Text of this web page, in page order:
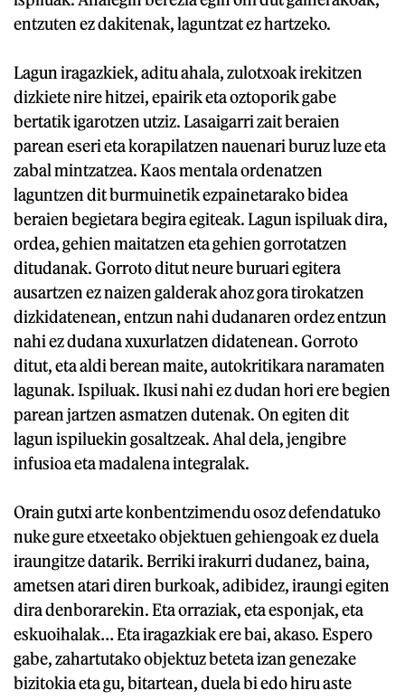
entzuten ez dakitenak, laguntzat ez hartzeko.
Lagun iragazkiek, aditu ahala, zulotxoak irekitzen
dizkiete nire hitzei, epairik eta oztoporik gabe
bertatik igarotzen utziz. Lasaigarri zait beraien
parean eseri eta korapilatzen nauenari buruz luze eta
zabal mintzatzea. Kaos mentala ordenatzen
laguntzen dit burmuinetik ezpainetarako bidea
beraien begietara begira egiteak. Lagun ispiluak dira,
ordea, gehien maitatzen eta gehien gorrotatzen
ditudanak. Gorroto ditut neure buruari egitera
ausartzen ez naizen galderak ahoz gora tirokatzen
dizkidatenean, entzun nahi dudanaren ordez entzun
nahi ez dudana xuxurlatzen didatenean. Gorroto
ditut, eta aldi berean maite, autokritikara naramaten
lagunak. Ispiluak. Ikusi nahi ez dudan hori ere begien
parean jartzen asmatzen dutenak. On egiten dit
lagun ispiluekin gosaltzeak. Ahal dela, jengibre
infusioa eta madalena integralak.
Orain gutxi arte konbentzimendu osoz defendatuko
nuke gure etxeetako objektuen gehiengoak ez duela
iraungitze datarik. Berriki irakurri dudanez, baina,
ametsen atari diren burkoak, adibidez, iraungi egiten
dira denborarekin. Eta orraziak, eta esponjak, eta
eskuoihalak… Eta iragazkiak ere bai, akaso. Espero
gabe, zahartutako objektuz beteta izan genezake
bizitokia eta gu, bitartean, duela bi edo hiru aste